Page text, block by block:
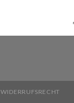
WIDERRUFSRECHT